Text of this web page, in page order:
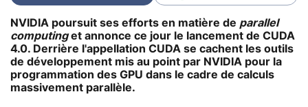
NVIDIA poursuit ses efforts en matière de parallel
computinget annonce ce jour le lancement de CUDA
4.0. Derrière l'appellation CUDA se cachent les outils
de développement mis au point par NVIDIA pour la
programmation des GPU dans le cadre de calculs
massivement parallèle.